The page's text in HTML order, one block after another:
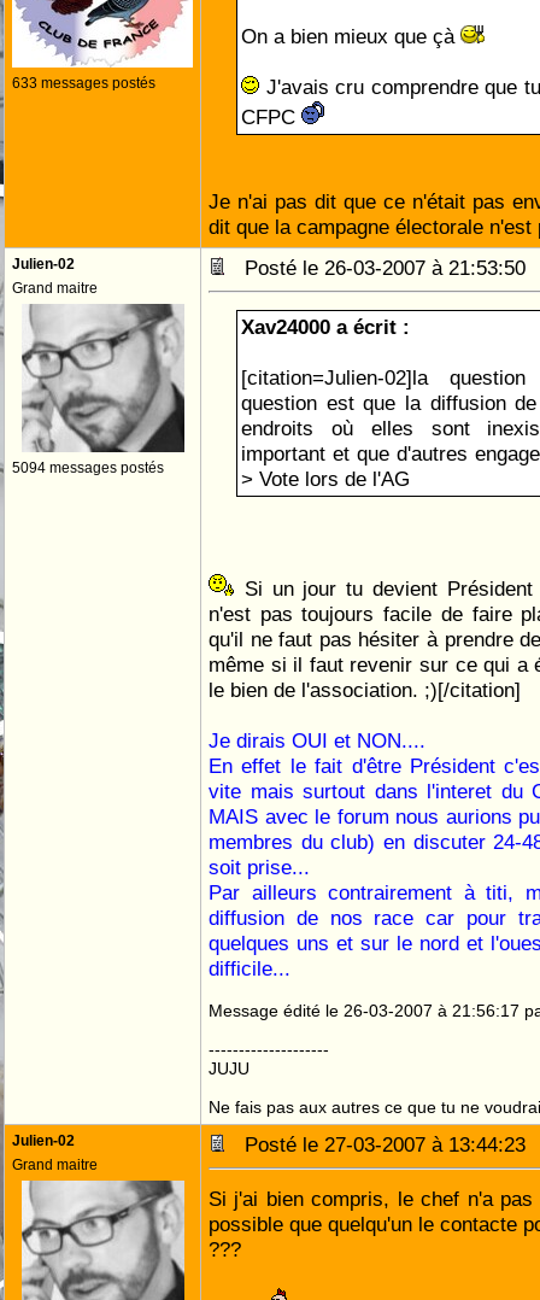
633 messages postés
On a bien mieux que çà
J'avais cru comprendre que
CFPC
Je n'ai pas dit que ce n'était pas
dit que la campagne électorale
Julien-02
Grand maitre
5094 messages postés
Posté le 26-03-2007 à
Xav24000 a écrit :
[citation=Julien-02]la
question est que la diffusion
endroits où elles sont
important et que d'autres
> Vote lors de l'AG
Si un jour tu devient
n'est pas toujours facile de faire
qu'il ne faut pas hésiter à prendre
même si il faut revenir sur ce qui a
le bien de l'association. ;)[/citation]
Je dirais OUI et NON....
En effet le fait d'être Président
vite mais surtout dans l'interet du
MAIS avec le forum nous aurions
membres du club) en discuter 24-
soit prise...
Par ailleurs contrairement à titi,
diffusion de nos race car pour
quelques uns et sur le nord et
difficile...
Message édité le 26-03-2007 à 21:56:17
--------------------
JUJU
Ne fais pas aux autres ce que tu ne
Julien-02
Grand maitre
Posté le 27-03-2007 à
Si j'ai bien compris, le chef n'a
possible que quelqu'un le contacte
???